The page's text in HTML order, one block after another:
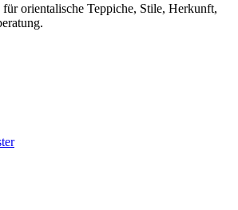
orientalische Teppiche, Stile, Herkunft,